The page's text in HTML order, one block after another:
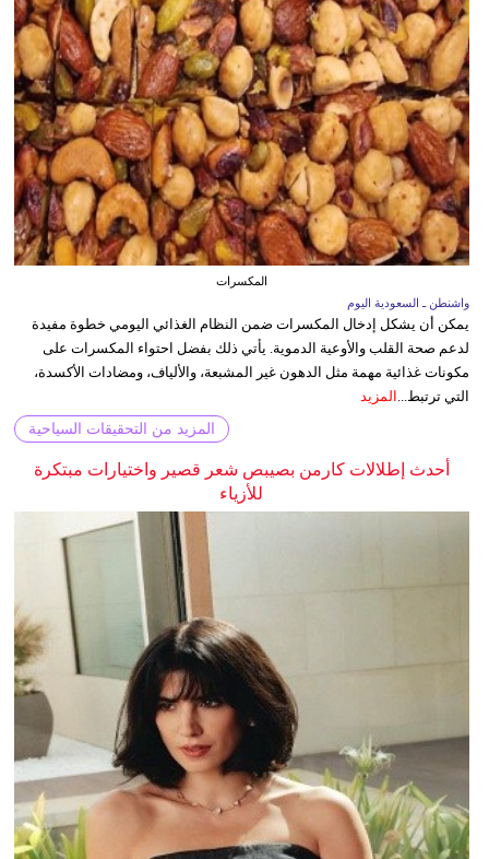
المكسرات
واشنطن ـ السعودية اليوم
يمكن أن يشكل إدخال المكسرات ضمن النظام الغذائي اليومي خطوة مفيدة
لدعم صحة القلب والأوعية الدموية. يأتي ذلك بفضل احتواء المكسرات على
مكونات غذائية مهمة مثل الدهون غير المشبعة، والألياف، ومضادات الأكسدة،
التي ترتبط...
المزيد
المزيد من التحقيقات السياحية
أحدث إطلالات كارمن بصيبص شعر قصير واختيارات مبتكرة
للأزياء